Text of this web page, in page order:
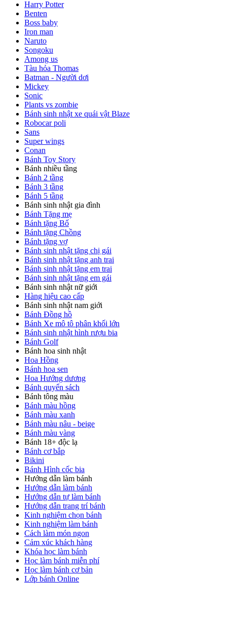
Harry Potter
Benten
Boss baby
Iron man
Naruto
Songoku
Among us
Tàu hỏa Thomas
Batman - Người dơi
Mickey
Sonic
Plants vs zombie
Bánh sinh nhật xe quái vật Blaze
Robocar poli
Sans
Super wings
Conan
Bánh Toy Story
Bánh nhiều tầng
Bánh 2 tầng
Bánh 3 tầng
Bánh 5 tầng
Bánh sinh nhật gia đình
Bánh Tặng mẹ
Bánh tặng Bố
Bánh tặng Chồng
Bánh tặng vợ
Bánh sinh nhật tặng chị gái
Bánh sinh nhật tặng anh trai
Bánh sinh nhật tặng em trai
Bánh sinh nhật tặng em gái
Bánh sinh nhật nữ giới
Hàng hiệu cao cấp
Bánh sinh nhật nam giới
Bánh Đồng hồ
Bánh Xe mô tô phân khối lớn
Bánh sinh nhật hình rượu bia
Bánh Golf
Bánh hoa sinh nhật
Hoa Hồng
Bánh hoa sen
Hoa Hướng dương
Bánh quyển sách
Bánh tông màu
Bánh màu hồng
Bánh màu xanh
Bánh màu nâu - beige
Bánh màu vàng
Bánh 18+ độc lạ
Bánh cơ bắp
Bikini
Bánh Hình cốc bia
Hướng dẫn làm bánh
Hướng dẫn làm bánh
Hướng dẫn tự làm bánh
Hướng dẫn trang trí bánh
Kinh nghiệm chọn bánh
Kinh nghiệm làm bánh
Cách làm món ngon
Cảm xúc khách hàng
Khóa học làm bánh
Học làm bánh miễn phí
Học làm bánh cơ bản
Lớp bánh Online